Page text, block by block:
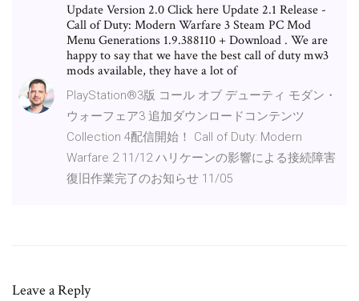
Update Version 2.0 Click here Update 2.1 Release -
Call of Duty: Modern Warfare 3 Steam PC Mod
Menu Generations 1.9.388110 + Download . We are
happy to say that we have the best call of duty mw3
mods available, they have a lot of
PlayStation®3版 コール オブ デューティ モダン・
ウォーフェア3 追加ダウンロードコンテンツ
Collection 4配信開始！ Call of Duty: Modern
Warfare 2 11/12 ハリケーンの影響による接続障害
復旧作業完了のお知らせ 11/05
Leave a Reply